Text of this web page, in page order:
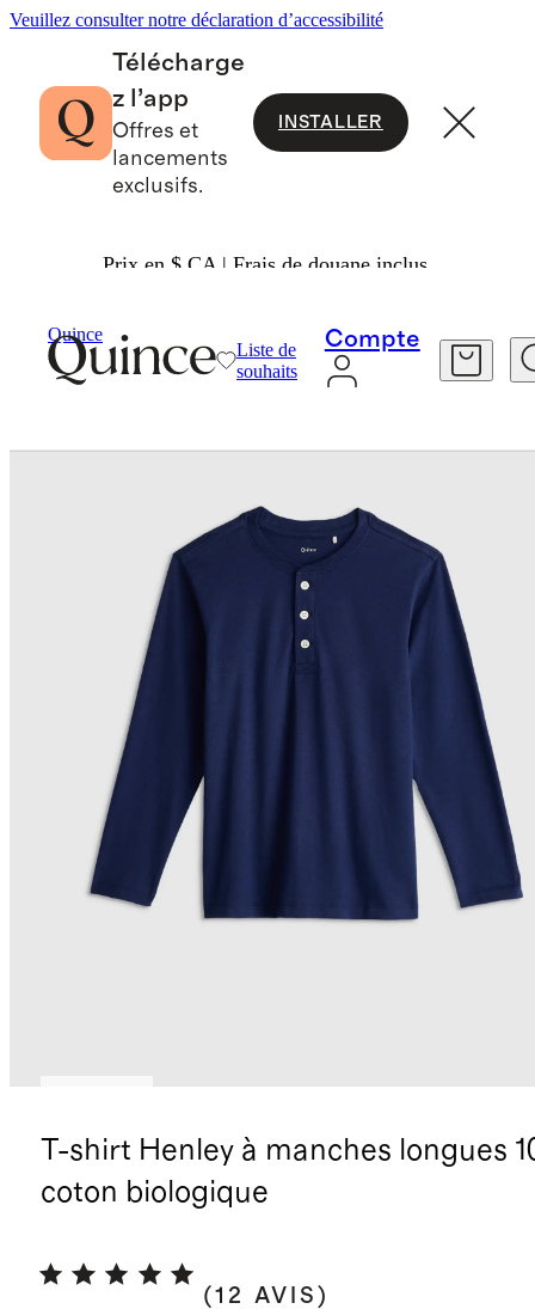
Veuillez consulter notre déclaration d’accessibilité
Télécharge
z l’app
Offres et
lancements
exclusifs.
INSTALLER
Prix en $ CA | Frais de douane inclus.
Quince
Liste de
souhaits
Compte
T-shirt Henley à manches longues
coton biologique
(12 AVIS )